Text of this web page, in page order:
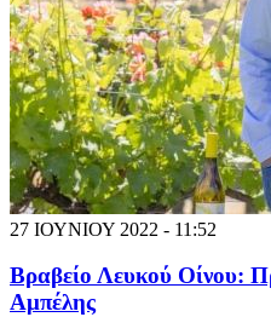
27 ΙΟΥΝΙΟΥ 2022 - 11:52
Βραβείο Λευκού Οίνου:
Αμπέλης